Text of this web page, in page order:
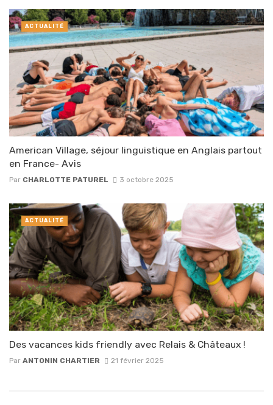
American Village, séjour linguistique en Anglais partout
en France- Avis
Par CHARLOTTE PATUREL 3 octobre 2025
ACTUALITÉ
Des vacances kids friendly avec Relais & Châteaux !
Par ANTONIN CHARTIER 21 février 2025
ACTUALITÉ